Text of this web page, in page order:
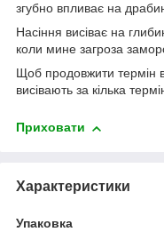
згубно впливає на
Насіння висіває на
коли мине загроза
Щоб продовжити термін
висівають за кілька
Приховати
Характеристики
Упаковка